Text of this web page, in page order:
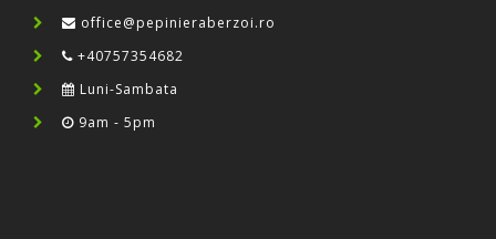
office@pepinieraberzoi.ro
+40757354682
Luni-Sambata
9am - 5pm